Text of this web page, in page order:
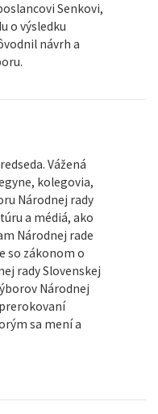
Senkovi,
o výsledku
návrh a
Vážená
kolegovia,
Národnej rady
a médiá, ako
Národnej rade
so zákonom o
rady Slovenskej
Národnej
sa mení a